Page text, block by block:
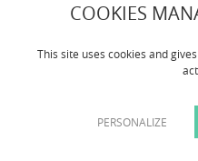
COOKIES
This site uses cookies and
PERSONALIZE
recherche